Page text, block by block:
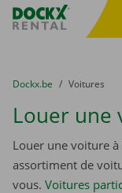
sitename
You are here:
du
Dockx.be to
Voitures
Louer une
Louer une voiture à
assortiment de
vous. Voitures